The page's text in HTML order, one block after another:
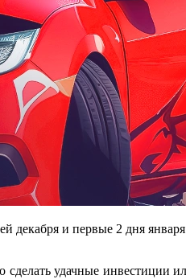
декабря и первые 2 дня
удачные инвестиции